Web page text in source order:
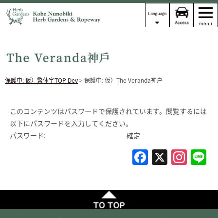
保護中: 仮）繁体字TOP Dev> 保護中: 仮）The Veranda神戶
このコンテンツはパスワードで保護されています。閲覧するには
以下にパスワードを入力してください。
パスワード:
F
a
c
e
X In
st
a
gr